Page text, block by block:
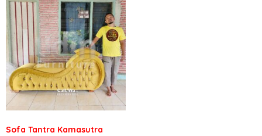
Sofa Tantra Kamasutra